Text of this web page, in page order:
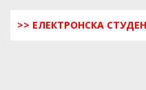
>> ЕЛЕКТРОНСКА